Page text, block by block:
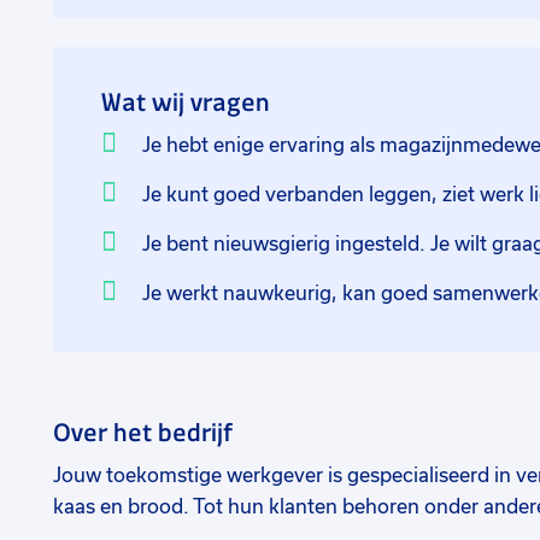
getal op de dock (de tweede dock), de R voor
plaatsen) en nummer 35 voor de 35e order van die
De werktijden zijn van maandag t/m vrijdag van
vrijdagmiddag vrij en soms werk je op zaterdag.
Wat wij vragen
Je hebt enige ervaring als
Je kunt goed verbanden leggen, ziet werk
Je bent nieuwsgierig ingesteld. Je wilt
Je werkt nauwkeurig, kan goed
Over het bedrijf
Jouw toekomstige werkgever is gespecialiseerd in
kaas en brood. Tot hun klanten behoren onder